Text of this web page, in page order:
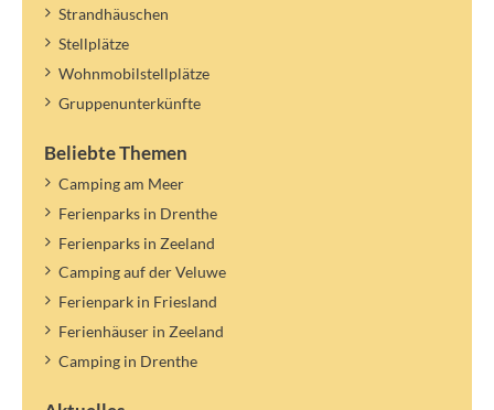
Strandhäuschen
Stellplätze
Wohnmobilstellplätze
Gruppenunterkünfte
Beliebte Themen
Camping am Meer
Ferienparks in Drenthe
Ferienparks in Zeeland
Camping auf der Veluwe
Ferienpark in Friesland
Ferienhäuser in Zeeland
Camping in Drenthe